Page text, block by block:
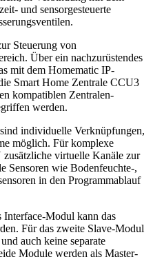
und sensorgesteuerte
Steuerung von
Über ein nachzurüstendes
mit dem Homematic IP-
Smart Home Zentrale CCU3
kompatiblen Zentralen-
werden.
individuelle Verknüpfungen,
möglich. Für komplexe
virtuelle Kanäle zur
Sensoren wie Bodenfeuchte-,
in den Programmablauf
Interface-Modul kann das
Für das zweite Slave-Modul
auch keine separate
Module werden als Master-